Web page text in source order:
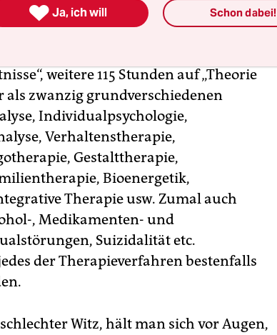
ihrer Art bietet beispielsweise eine
– Vorbildung nicht
weitere 115 Stunden auf „Theorie
zwanzig grundverschiedenen
Individualpsychologie,
Verhaltenstherapie,
Gestalttherapie,
Bioenergetik,
Therapie usw. Zumal auch
, Medikamenten- und
Suizidalität etc.
der Therapieverfahren bestenfalls
Witz, hält man sich vor Augen,
 Ja, ich will Schon dabei!